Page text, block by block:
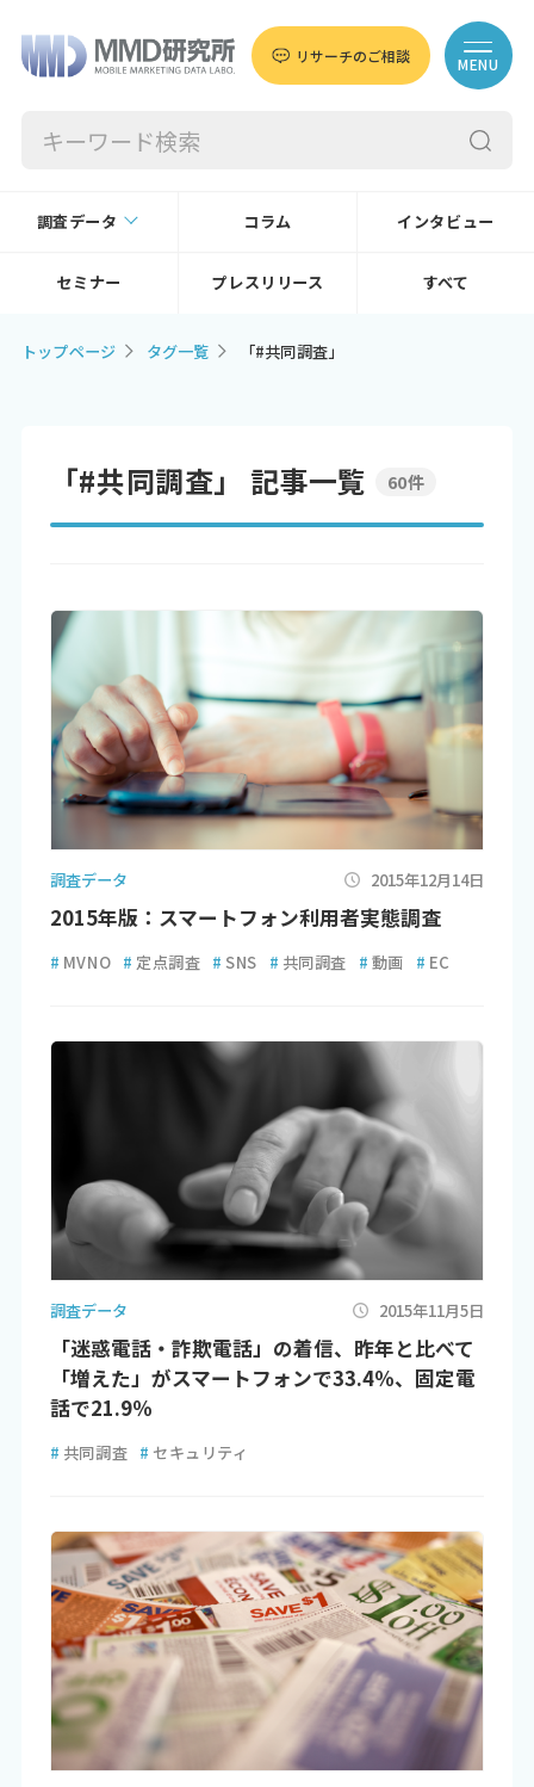
リサーチのご相談 MENU
調査データ コラム インタビュー
セミナー プレスリリース すべて
トップページ タグ一覧 「#共同調査」
「#共同調査」 記事一覧 60件
調査データ 2015年12月14日
2015年版：スマートフォン利用者実態調査
# MVNO # 定点調査 # SNS # 共同調査 # 動画 # EC
調査データ 2015年11月5日
「迷惑電話・詐欺電話」の着信、昨年と比べて
「増えた」がスマートフォンで33.4％、固定電
話で21.9％
# 共同調査 # セキュリティ